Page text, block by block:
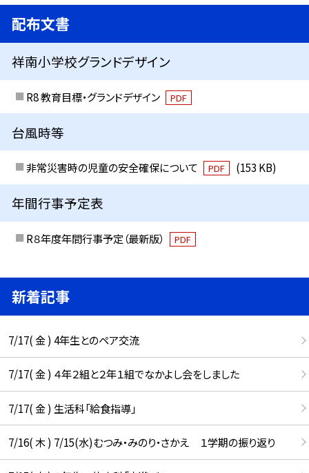
配布文書
祥南小学校グランドデザイン
R8 教育目標・グランドデザイン PDF
台風時等
非常災害時の児童の安全確保について PDF (153 KB)
年間行事予定表
R８年度年間行事予定（最新版） PDF
新着記事
7/17( 金 ) 4年生とのペア交流
7/17( 金 ) ４年２組と２年１組でなかよし会をしました
7/17( 金 ) 生活科「給食指導」
7/16( 木 ) 7/15(水)むつみ・みのり・さかえ １学期の振り返り